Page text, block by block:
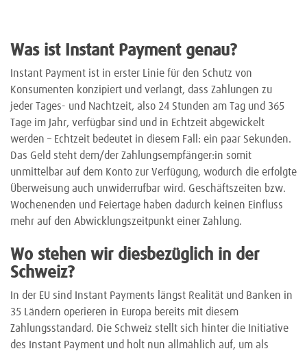
Was ist Instant Payment genau?
Instant Payment ist in erster Linie für den Schutz von
Konsumenten konzipiert und verlangt, dass Zahlungen zu
jeder Tages- und Nachtzeit, also 24 Stunden am Tag und 365
Tage im Jahr, verfügbar sind und in Echtzeit abgewickelt
werden – Echtzeit bedeutet in diesem Fall: ein paar Sekunden.
Das Geld steht dem/der Zahlungsempfänger:in somit
unmittelbar auf dem Konto zur Verfügung, wodurch die erfolgte
Überweisung auch unwiderrufbar wird. Geschäftszeiten bzw.
Wochenenden und Feiertage haben dadurch keinen Einfluss
mehr auf den Abwicklungszeitpunkt einer Zahlung.
Wo stehen wir diesbezüglich in der
Schweiz?
In der EU sind Instant Payments längst Realität und Banken in
35 Ländern operieren in Europa bereits mit diesem
Zahlungsstandard. Die Schweiz stellt sich hinter die Initiative
des Instant Payment und holt nun allmählich auf, um als